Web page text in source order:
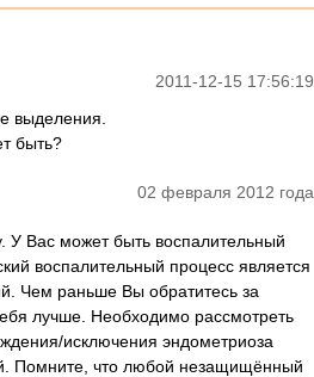
2011-12-15 17:56:19
выделения.
быть?
02 февраля 2012 года
У Вас может быть воспалительный
воспалительный процесс является
Чем раньше Вы обратитесь за
лучше. Необходимо рассмотреть
исключения эндометриоза
Помните, что любой незащищённый